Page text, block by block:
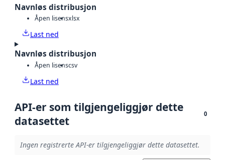
Navnløs distribusjon
Åpen lisensxlsx
Last ned
Navnløs distribusjon
Åpen lisenscsv
Last ned
API-er som tilgjengeliggjør dette
datasettet
0
Ingen registrerte API-er tilgjengeliggjør dette datasettet.